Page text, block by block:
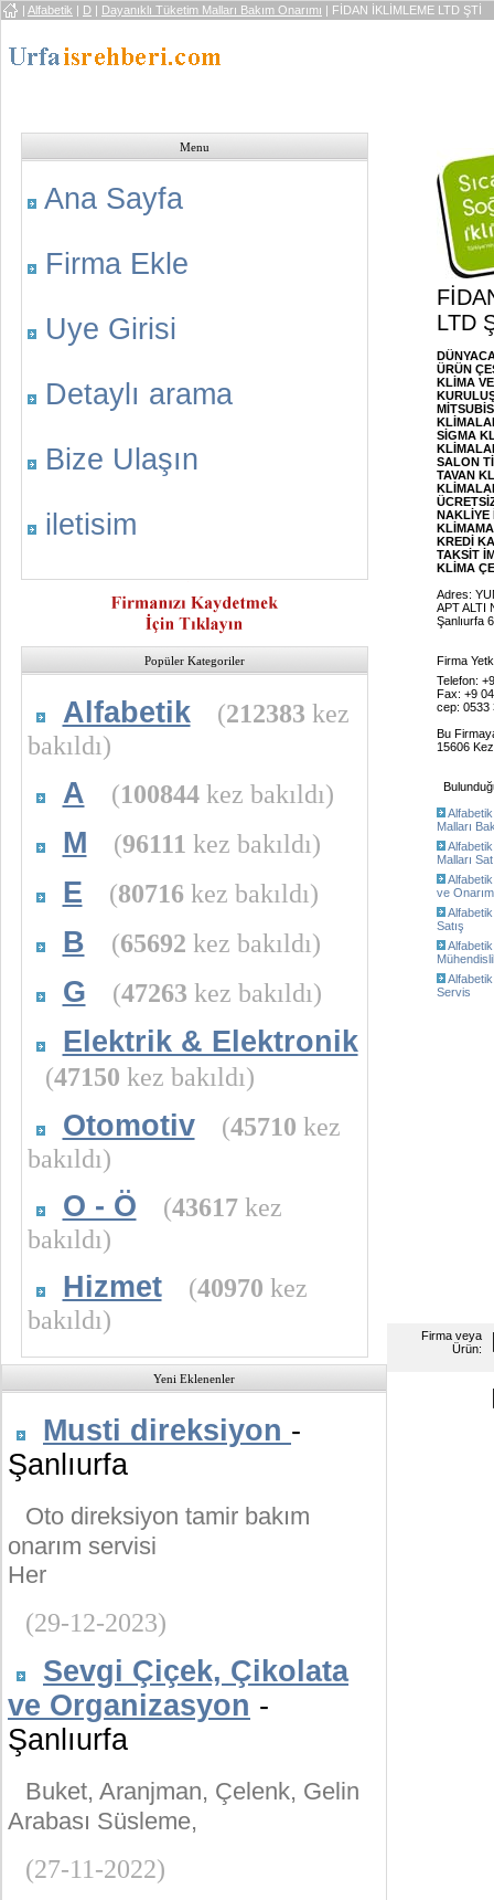
| Alfabetik | D | Dayanıklı Tüketim Malları Bakım Onarımı | FİDAN İKLİMLEME LTD ŞTİ
Menu
Ana Sayfa
Firma Ekle
Uye Girisi
Detaylı arama
Bize Ulaşın
iletisim
Popüler Kategoriler
Alfabetik (212383 kez
bakıldı)
A (100844kez bakıldı)
M (96111 kez bakıldı)
E (80716 kez bakıldı)
B (65692 kez bakıldı)
G (47263 kez bakıldı)
Elektrik & Elektronik
(47150 kez bakıldı)
Otomotiv (45710 kez
bakıldı)
O - Ö (43617kez
bakıldı)
Hizmet (40970 kez
bakıldı)
Yeni Eklenenler
Musti direksiyon -
Şanlıurfa
Oto direksiyon tamir bakım
onarım servisi
Her
(29-12-2023)
Sevgi Çiçek, Çikolata
ve Organizasyon -
Şanlıurfa
Buket, Aranjman, Çelenk, Gelin
Arabası Süsleme,
(27-11-2022)
LTD
ÜRÜN
KLİMA
SİGMA
SALON
TAVAN
NAKLİYE
KREDİ
TAKSİT
KLİMA
Adres:
APT ALTI
Şanlıurfa
Firma
Telefon:
Fax: +9
cep: 0533
Bu
15606 Kez
Malları
Malları
ve Onarım
Satış
Servis
Firma veya
Ürün: